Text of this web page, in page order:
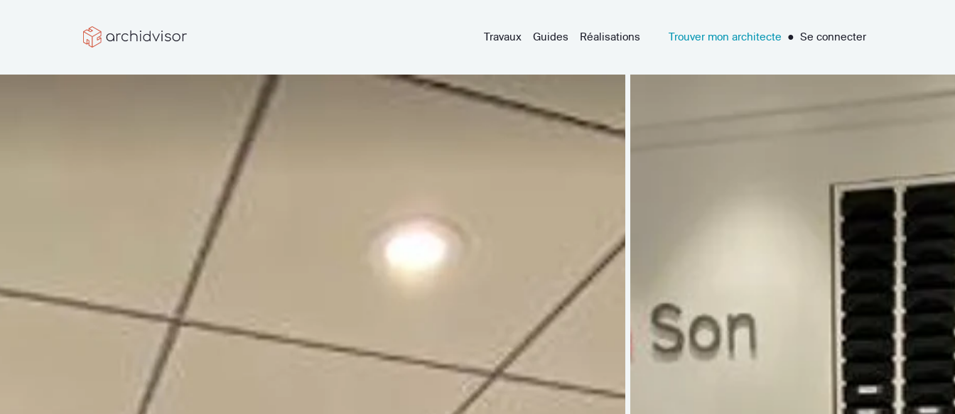
Travaux Guides Réalisations Trouver mon architecte ● Se connecter